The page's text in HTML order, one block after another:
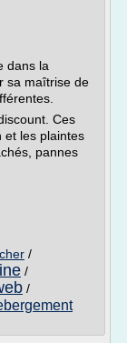
dans la
sa maîtrise de
Ces
et les plaintes
pannes
/
/
/